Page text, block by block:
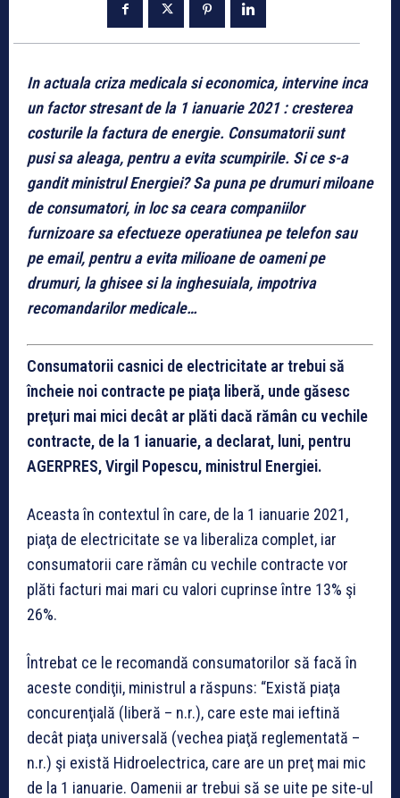
In actuala criza medicala si economica, intervine inca
un factor stresant de la 1 ianuarie 2021 : cresterea
costurile la factura de energie. Consumatorii sunt
pusi sa aleaga, pentru a evita scumpirile. Si ce s-a
gandit ministrul Energiei? Sa puna pe drumuri miloane
de consumatori, in loc sa ceara companiilor
furnizoare sa efectueze operatiunea pe telefon sau
pe email, pentru a evita milioane de oameni pe
drumuri, la ghisee si la inghesuiala, impotriva
recomandarilor medicale…
Consumatorii casnici de electricitate ar trebui să
încheie noi contracte pe piaţa liberă, unde găsesc
preţuri mai mici decât ar plăti dacă rămân cu vechile
contracte, de la 1 ianuarie, a declarat, luni, pentru
AGERPRES, Virgil Popescu, ministrul Energiei.
Aceasta în contextul în care, de la 1 ianuarie 2021,
piaţa de electricitate se va liberaliza complet, iar
consumatorii care rămân cu vechile contracte vor
plăti facturi mai mari cu valori cuprinse între 13% şi
26%.
Întrebat ce le recomandă consumatorilor să facă în
aceste condiţii, ministrul a răspuns: “Există piaţa
concurenţială (liberă – n.r.), care este mai ieftină
decât piaţa universală (vechea piaţă reglementată –
n.r.) şi există Hidroelectrica, care are un preţ mai mic
de la 1 ianuarie. Oamenii ar trebui să se uite pe site-ul